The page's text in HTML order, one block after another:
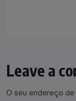
Leave a
O seu endereço